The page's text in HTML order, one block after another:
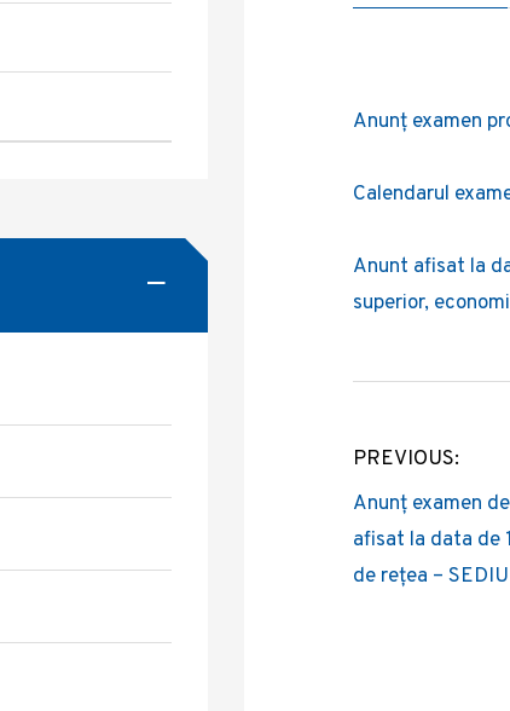
Anunț examen
Calendarul
Anunt afisat la
superior,
Navigare
în
articole
PREVIOUS:
Anunț examen
afisat la data de
de rețea –